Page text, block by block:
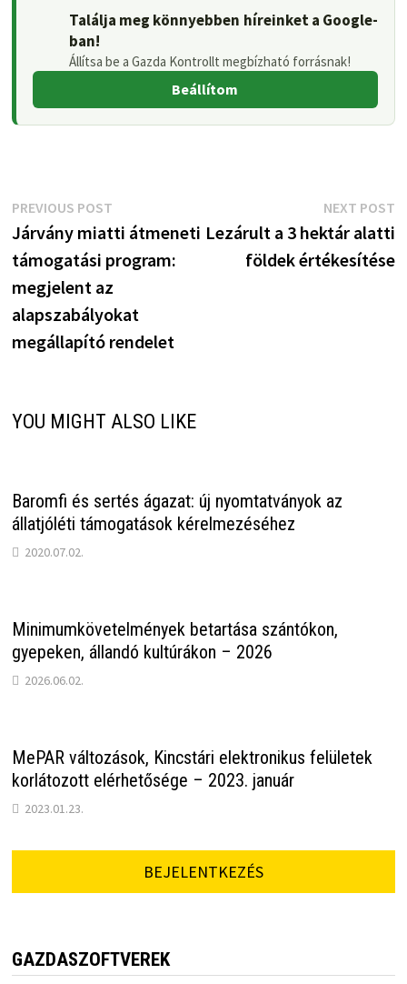
Találja meg könnyebben híreinket a Google-
ban!
Állítsa be a Gazda Kontrollt megbízható forrásnak!
Beállítom
Bejegyzés
navigáció
PREVIOUS POSTPrevious
post:
Járvány miatti átmeneti
támogatási program:
megjelent az
alapszabályokat
megállapító rendelet
NEXT POST
Lezárult a 3 hektár alatti
földek értékesítése
YOU MIGHT ALSO LIKE
Baromfi és sertés ágazat: új nyomtatványok az
állatjóléti támogatások kérelmezéséhez
2020.07.02.
Minimumkövetelmények betartása szántókon,
gyepeken, állandó kultúrákon – 2026
2026.06.02.
MePAR változások, Kincstári elektronikus felületek
korlátozott elérhetősége – 2023. január
2023.01.23.
BEJELENTKEZÉS
GAZDASZOFTVEREK